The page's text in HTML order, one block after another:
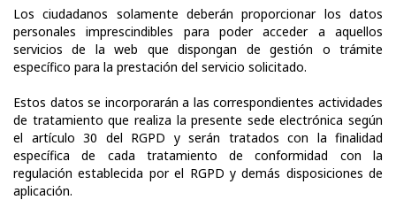
Los ciudadanos solamente deberán proporcionar los datos
personales imprescindibles para poder acceder a aquellos
servicios de la web que dispongan de gestión o trámite
específico para la prestación del servicio solicitado.
Estos datos se incorporarán a las correspondientes actividades
de tratamiento que realiza la presente sede electrónica según
el artículo 30 del RGPD y serán tratados con la finalidad
específica de cada tratamiento de conformidad con la
regulación establecida por el RGPD y demás disposiciones de
aplicación.